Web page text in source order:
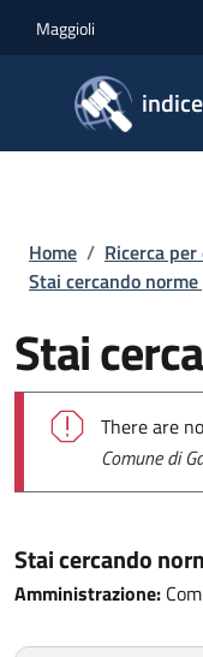
Maggioli
Briciole di
Home / Ricerca
Stai cercando
Stai
There are
Comune di
Stai cercando
Amministrazione: